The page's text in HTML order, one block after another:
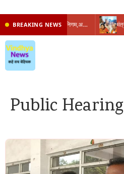
BREAKING NEWS प्रभारी मंत्री के निशाने पर नगर निगम,अफसरों को 10 दिन का अल्टीमेटम,नहीं होगी कार्रवाई, महापौर-आयुक्त के बीच सौहार्दहीनता पर मंत्री ने उठाए सवाल
Public Hearing